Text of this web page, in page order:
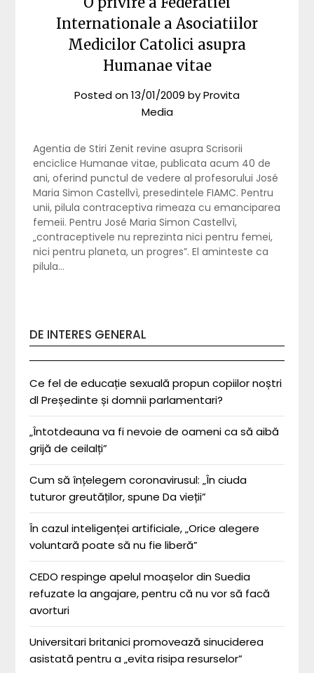
Internationale a Asociatiilor
Medicilor Catolici asupra
Humanae vitae
Posted on13/01/2009 byProvita
Media
Agentia de Stiri Zenit revine asupra Scrisorii
enciclice Humanae vitae, publicata acum 40 de
ani, oferind punctul de vedere al profesorului José
Maria Simon Castellvì, presedintele FIAMC. Pentru
unii, pilula contraceptiva rimeaza cu emanciparea
femeii. Pentru José Maria Simon Castellvì,
„contraceptivele nu reprezinta nici pentru femei,
nici pentru planeta, un progres”. El aminteste ca
pilula…
DE INTERES GENERAL
Ce fel de educație sexuală propun copiilor noștri
dl Președinte și domnii parlamentari?
„Întotdeauna va fi nevoie de oameni ca să aibă
grijă de ceilalți”
Cum să înțelegem coronavirusul: „În ciuda
tuturor greutăților, spune Da vieții”
În cazul inteligenței artificiale, „Orice alegere
voluntară poate să nu fie liberă”
CEDO respinge apelul moașelor din Suedia
refuzate la angajare, pentru că nu vor să facă
avorturi
Universitari britanici promovează sinuciderea
asistată pentru a „evita risipa resurselor”